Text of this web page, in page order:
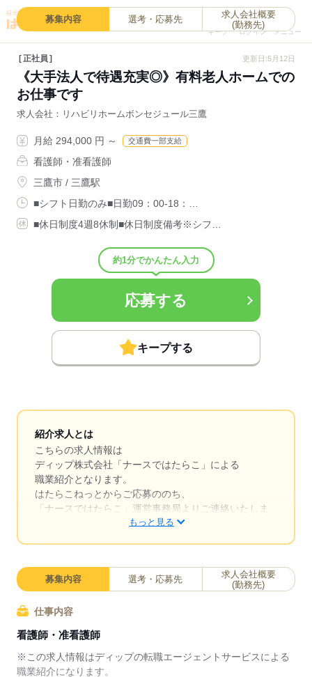
キープ
0
ログイン メニュー
募集内容 選考・応募先
求人会社概要
(勤務先)
正社員 更新日:5月12日
《大手法人で待遇充実◎》有料老人ホームでの
お仕事です
求人会社 リハビリホームボンセジュール三鷹
月給 294,000 円 ～ 交通費一部支給
看護師・准看護師
三鷹市 / 三鷹駅
■シフト日勤のみ■日勤09：00-18：…
■休日制度4週8休制■休日制度備考※シフ…
約1分でかんたん入力
応募する
キープする
紹介求人とは
こちらの求人情報は
ディップ株式会社「ナースではたらこ」による
職業紹介となります。
はたらこねっとからご応募ののち、
「ナースではたらこ」運営事務局よりご連絡いたしま
求職中の看護師さんの転職を専任の
キャリアアドバイザーが入職まで無料でサポートいた
日本最大級の求人情報の中からぴったりな求人をご紹
介。
履歴書作成のアドバイスや面接日の調整だけでなく、
もっと見る
募集内容 選考・応募先
求人会社概要
(勤務先)
仕事内容
看護師・准看護師
※この求人情報はディップの転職エージェントサービスによる
職業紹介になります。